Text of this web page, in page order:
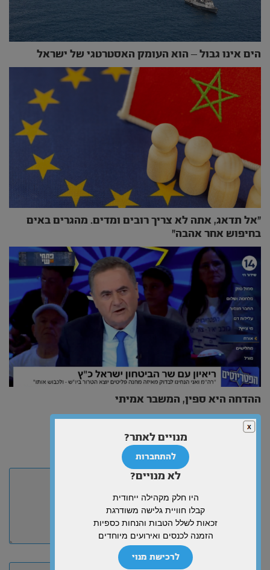
הים אינו גבול – הוא העומק האסטרטגי של ישראל
״אל תדאג, אתה לא צריך רובים ומדים. מהגרים באים
בחיפוש אחר אהבה״
ההדחה היא ספין, המשבר אמיתי
כתיבת תגובה
האימייל לא יוצג באתר. שדות החובה מסומנים
מנויים לאתר?
להתחברות
לא מנויים?
היו חלק מקהילה ייחודית
קבלו חוויית גלישה משודרגת
זכאות לשלל הטבות והנחות כספיות
הזמנה לכנסים ואירועים מיוחדים
לרכישת מנוי